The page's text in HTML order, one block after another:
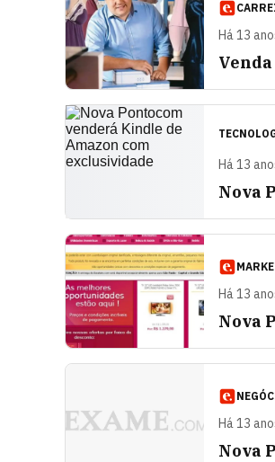
Há 13
Há 13
Nova
Há 13
Nova
Há 13
Nova